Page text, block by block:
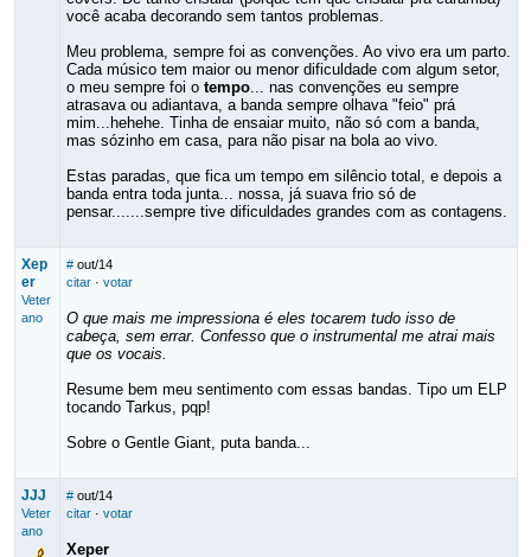
você acaba decorando sem tantos problemas.
Meu problema, sempre foi as convenções. Ao vivo era um parto.
Cada músico tem maior ou menor dificuldade com algum setor,
o meu sempre foi o tempo... nas convenções eu sempre
atrasava ou adiantava, a banda sempre olhava "feio" prá
mim...hehehe. Tinha de ensaiar muito, não só com a banda,
mas sózinho em casa, para não pisar na bola ao vivo.
Estas paradas, que fica um tempo em silêncio total, e depois a
banda entra toda junta... nossa, já suava frio só de
pensar.......sempre tive dificuldades grandes com as contagens.
Xep
er
Veter
ano
# out/14
citar· votar
O que mais me impressiona é eles tocarem tudo isso de
cabeça, sem errar. Confesso que o instrumental me atrai mais
que os vocais.
Resume bem meu sentimento com essas bandas. Tipo um ELP
tocando Tarkus, pqp!
Sobre o Gentle Giant, puta banda...
JJJ
Veter
ano
# out/14
citar· votar
Xeper